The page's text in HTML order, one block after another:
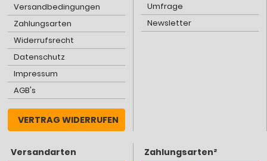
Versandbedingungen
Zahlungsarten
Widerrufsrecht
Datenschutz
Impressum
AGB's
VERTRAG WIDERRUFEN
Umfrage
Newsletter
Versandarten Zahlungsarten²